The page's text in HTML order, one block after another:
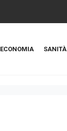
ECONOMIA SANITÀ